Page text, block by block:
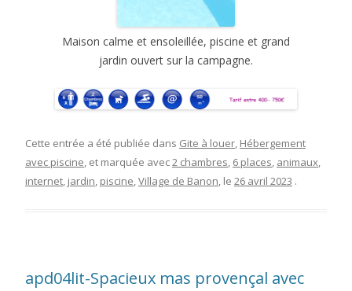
Maison calme et ensoleillée, piscine et grand
jardin ouvert sur la campagne.
Cette entrée a été publiée dans Gite à louer, Hébergement
avec piscine, et marquée avec2 chambres, 6 places, animaux,
internet, jardin, piscine,Village de Banon, le 26 avril 2023 .
apd04lit-Spacieux mas provençal avec